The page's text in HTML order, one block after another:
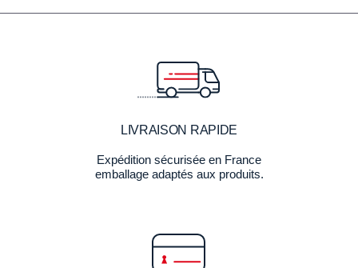
LIVRAISON RAPIDE
Expédition sécurisée en France
emballage adaptés aux produits.